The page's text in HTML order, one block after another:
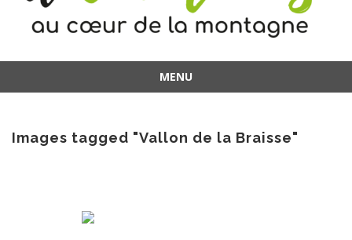
MENU
contenu
Images tagged "Vallon de la Braisse"